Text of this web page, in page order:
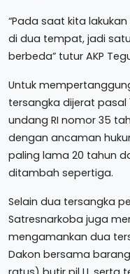
“Pada saat kita
di dua tempat, jadi
berbeda” tutur AKP
Untuk
tersangka dijerat pasal
undang RI nomor 35
dengan ancaman
paling lama 20 tahun
ditambah sepertiga.
Selain dua tersangka
Satresnarkoba juga
mengamankan dua
Dakon bersama